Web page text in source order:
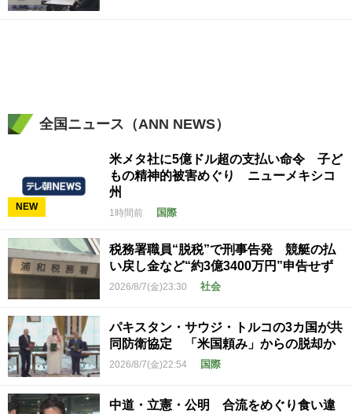
全国ニュース（ANN NEWS）
NEW
米メタ社に5億ドル超の支払い命令 子ど
もの精神的被害めぐり ニューメキシコ
州
1時間前 国際
税務署職員“脱税”で刑事告発 競艇の払
い戻し金など“約3億3400万円”申告せず
2026/8/7(金)23:30 社会
パキスタン・サウジ・トルコの3カ国が共
同防衛協定 「米国頼み」からの脱却か
2026/8/7(金)22:54 国際
中道・立憲・公明 合流をめぐり食い違